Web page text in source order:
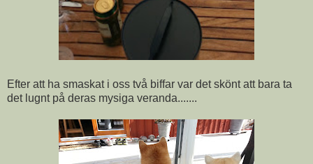
Efter att ha smaskat i oss två biffar var det skönt att bara ta
det lugnt på deras mysiga veranda.......